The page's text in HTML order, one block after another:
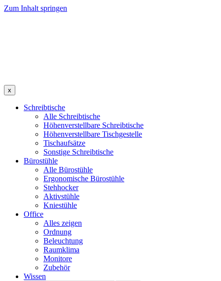
Zum Inhalt springen
x
Schreibtische
Alle Schreibtische
Höhenverstellbare Schreibtische
Höhenverstellbare Tischgestelle
Tischaufsätze
Sonstige Schreibtische
Bürostühle
Alle Bürostühle
Ergonomische Bürostühle
Stehhocker
Aktivstühle
Kniestühle
Office
Alles zeigen
Ordnung
Beleuchtung
Raumklima
Monitore
Zubehör
Wissen